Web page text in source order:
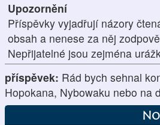
Upozornění
Příspěvky vyjadřují názory
obsah a nenese za něj
Nepřijatelné jsou zejména
příspěvek: Rád bych sehnal
Hopokana, Nybowaku nebo na